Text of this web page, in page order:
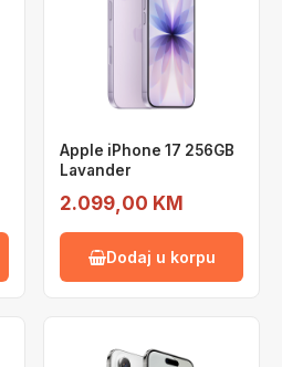
Apple iPhone 17 256GB
Lavander
2.099,00 KM
Dodaj u korpu